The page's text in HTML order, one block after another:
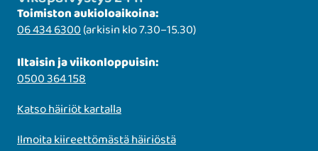
Toimiston aukioloaikoina:
06 434 6300(arkisin klo 7.30–15.30)
Iltaisin ja viikonloppuisin:
0500 364 158
Katso häiriöt kartalla
Ilmoita kiireettömästä häiriöstä